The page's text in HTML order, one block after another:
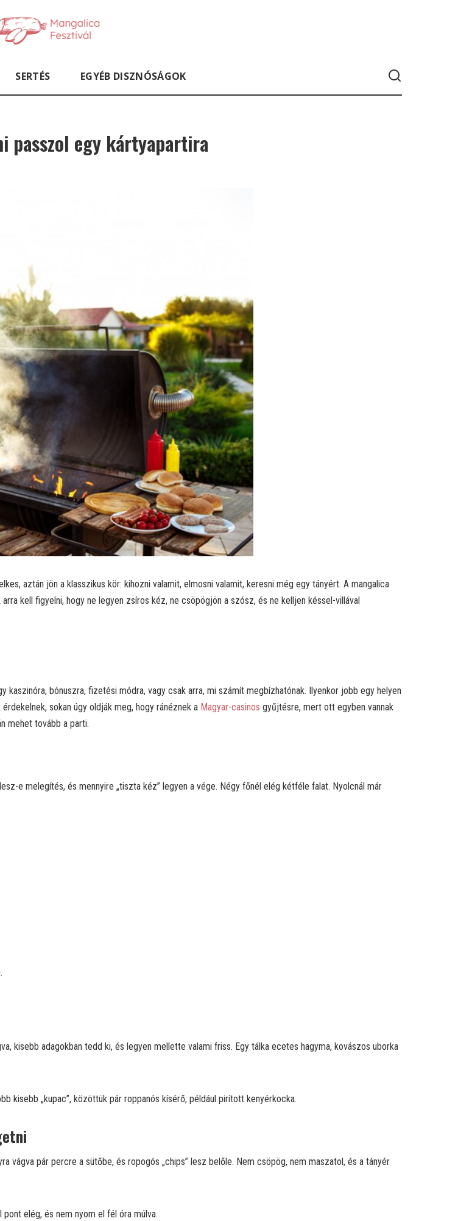
SERTÉS EGYÉB DISZNÓSÁGOK
passzol egy kártyapartira
aztán jön a klasszikus kör: kihozni valamit, elmosni valamit, keresni még egy tányért. A mangalica
kell figyelni, hogy ne legyen zsíros kéz, ne csöpögjön a szósz, és ne kelljen késsel-villával
bónuszra, fizetési módra, vagy csak arra, mi számít megbízhatónak. Ilyenkor jobb egy helyen
sokan úgy oldják meg, hogy ránéznek a Magyar-casinos gyűjtésre, mert ott egyben vannak
mehet tovább a parti.
e melegítés, és mennyire „tiszta kéz” legyen a vége. Négy főnél elég kétféle falat. Nyolcnál már
kisebb adagokban tedd ki, és legyen mellette valami friss. Egy tálka ecetes hagyma, kovászos uborka
kisebb „kupac”, közöttük pár roppanós kísérő, például pirított kenyérkocka.
vágva pár percre a sütőbe, és ropogós „chips” lesz belőle. Nem csöpög, nem maszatol, és a tányér
elég, és nem nyom el fél óra múlva.